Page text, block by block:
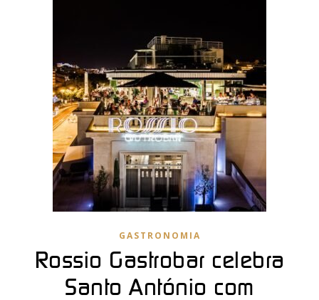
GASTRONOMIA
Rossio Gastrobar celebra
Santo António com